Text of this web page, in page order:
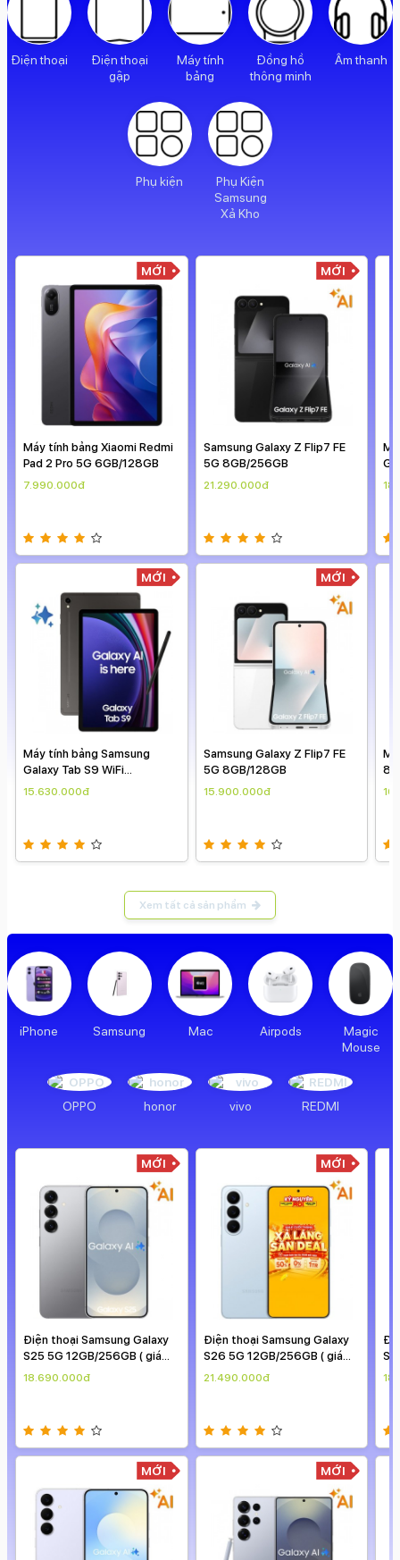
Điện thoại
Điện thoại
gập
Máy tính
bảng
Đồng hồ
thông minh
Âm thanh
Phụ kiện
Phụ Kiện
Samsung
Xả Kho
Redmi
Samsung Galaxy Z Flip7 FE
5G 8GB/256GB
21.290.000đ
Samsung Galaxy Z Flip7 FE
5G 8GB/128GB
15.900.000đ
Máy tính bảng Samsung
Galaxy Tab S9 WiFi
12GB/256GB
18.600.000đ
Máy tính bảng OPPO Pad 3
8GB/256GB
10.980.000đ
Xem tất cả sản phẩm
iPhone Samsung Mac Airpods
Magic
Mouse
OPPO honor vivo REDMI
Samsung Galaxy
12GB/256GB ( giá
)
Điện thoại Samsung Galaxy
S26 5G 12GB/256GB ( giá
theo ngày )
21.490.000đ
Điện thoại
S25 5G
theo ngày )
18.690.000đ